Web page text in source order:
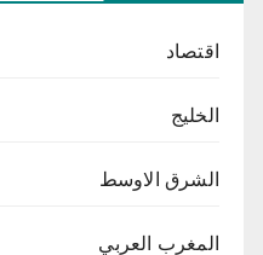
اقتصاد
الخليج
الشرق الاوسط
المغرب العربي